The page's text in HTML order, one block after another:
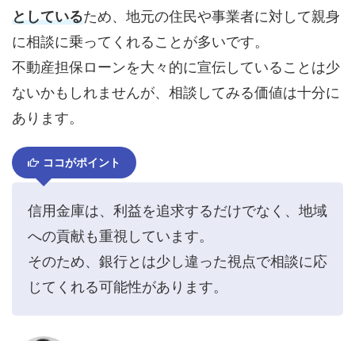
としているため、地元の住民や事業者に対して親身
に相談に乗ってくれることが多いです。
不動産担保ローンを大々的に宣伝していることは少
ないかもしれませんが、相談してみる価値は十分に
あります。
ココがポイント
信用金庫は、利益を追求するだけでなく、地域
への貢献も重視しています。
そのため、銀行とは少し違った視点で相談に応
じてくれる可能性があります。